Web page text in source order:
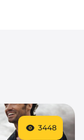
3448